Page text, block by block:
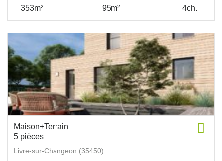
353m² 95m² 4ch.
Maison+Terrain
5 pièces
Livre-sur-Changeon (35450)